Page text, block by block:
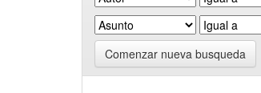
Comenzar nueva busqueda